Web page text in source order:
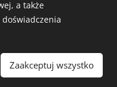
|Tel:604-643-167 |
Ciasteczka
a także
Zaakceptuj wszystko